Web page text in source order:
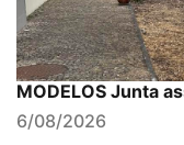
MODELOS Junta
6/08/2026